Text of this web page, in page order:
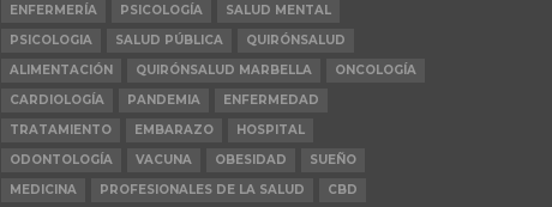
ENFERMERÍA
PSICOLOGÍA
SALUD MENTAL
PSICOLOGIA
SALUD PÚBLICA
QUIRÓNSALUD
ALIMENTACIÓN
QUIRÓNSALUD MARBELLA
ONCOLOGÍA
CARDIOLOGÍA
PANDEMIA
ENFERMEDAD
TRATAMIENTO
EMBARAZO
HOSPITAL
ODONTOLOGÍA
VACUNA OBESIDAD
SUEÑO
MEDICINA
PROFESIONALES DE LA SALUD CBD